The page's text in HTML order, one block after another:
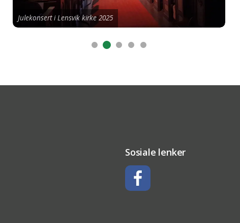
Julekonsert i Lensvik kirke 2025
Sosiale lenker